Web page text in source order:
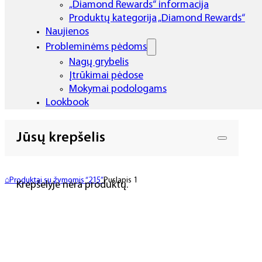
„Diamond Rewards“ informacija
Produktų kategorija „Diamond Rewards“
Naujienos
Probleminėms pėdoms
Nagų grybelis
Įtrūkimai pėdose
Mokymai podologams
Lookbook
Jūsų krepšelis
Krepšelyje nėra produktų.
⌂Produktai su žymomis “215” Puslapis 1